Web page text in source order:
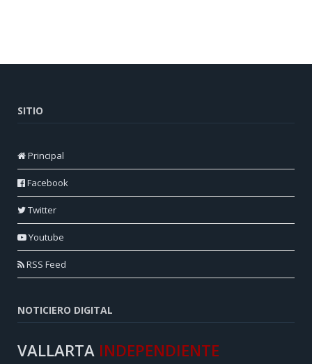
SITIO
Principal
Facebook
Twitter
Youtube
RSS Feed
NOTICIERO DIGITAL
VALLARTA INDEPENDIENTE